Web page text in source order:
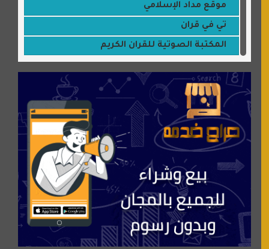
موقع مداد الإسلامي
تي في قران
المكتبة الصوتية للقران الكريم
جميلتي حواء
موقع سيارات عربية
عالم كوكي
سورة قران
شركة إعمار الرياض للخدمات المنزلية
شبكة رأيي
موسوعة نور الرحمن
منتدى جيوش الهكرز
بلو باص
موقع حراج خدمة